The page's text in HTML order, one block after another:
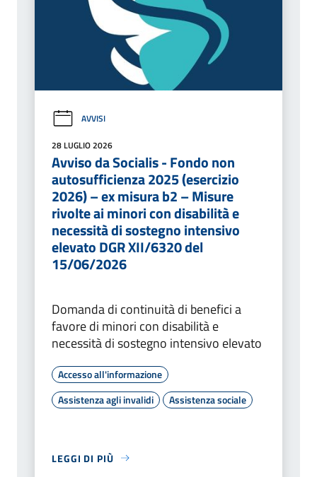
AVVISI
28 LUGLIO 2026
Avviso da Socialis - Fondo non
autosufficienza 2025 (esercizio
2026) – ex misura b2 – Misure
rivolte ai minori con disabilità e
necessità di sostegno intensivo
elevato DGR XII/6320 del
15/06/2026
Domanda di continuità di benefici a
favore di minori con disabilità e
necessità di sostegno intensivo elevato
Accesso all'informazione
Assistenza agli invalidi
Assistenza sociale
LEGGI DI PIÙ